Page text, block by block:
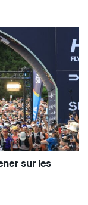
sur les